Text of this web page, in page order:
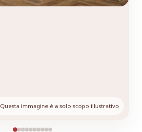
Questa immagine è a solo scopo illustrativo